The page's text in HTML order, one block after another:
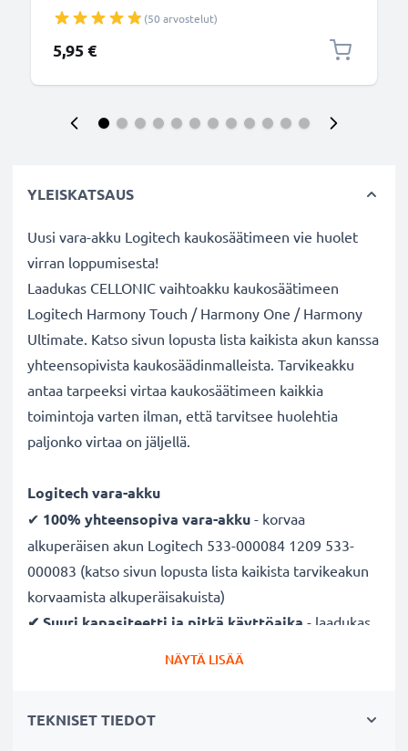
(50 arvostelut)
5,95 €
YLEISKATSAUS
Uusi vara-akku Logitech kaukosäätimeen vie huolet
virran loppumisesta!
Laadukas CELLONIC vaihtoakku kaukosäätimeen
Logitech Harmony Touch / Harmony One / Harmony
Ultimate. Katso sivun lopusta lista kaikista akun kanssa
yhteensopivista kaukosäädinmalleista. Tarvikeakku
antaa tarpeeksi virtaa kaukosäätimeen kaikkia
toimintoja varten ilman, että tarvitsee huolehtia
paljonko virtaa on jäljellä.
Logitech vara-akku
✔ 100% yhteensopiva vara-akku - korvaa
alkuperäisen akun Logitech 533-000084 1209 533-
000083 (katso sivun lopusta lista kaikista tarvikeakun
korvaamista alkuperäisakuista)
✔ Suuri kapasiteetti ja pitkä käyttöaika - laadukas
✔ Pitkä käyttöikä täydellä teholla
- moderni Litium-
NÄYTÄ LISÄÄ
TEKNISET TIEDOT